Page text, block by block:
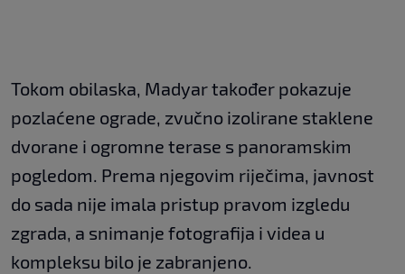
Tokom obilaska, Madyar također pokazuje
pozlaćene ograde, zvučno izolirane staklene
dvorane i ogromne terase s panoramskim
pogledom. Prema njegovim riječima, javnost
do sada nije imala pristup pravom izgledu
zgrada, a snimanje fotografija i videa u
kompleksu bilo je zabranjeno.